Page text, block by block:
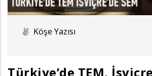
Köşe Yazısı
Türkiye’de TEM,